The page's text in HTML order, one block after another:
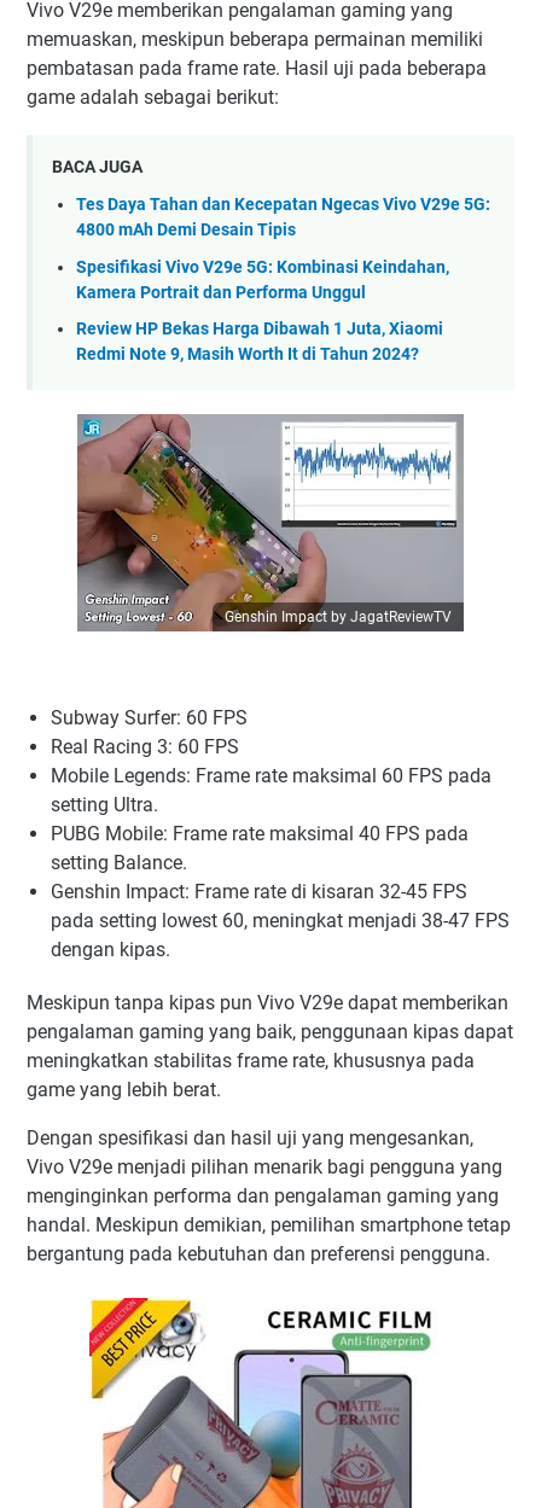
Vivo V29e memberikan pengalaman gaming yang
memuaskan, meskipun beberapa permainan memiliki
pembatasan pada frame rate. Hasil uji pada beberapa
game adalah sebagai berikut:
BACA JUGA
Tes Daya Tahan dan Kecepatan Ngecas Vivo V29e 5G:
4800 mAh Demi Desain Tipis
Spesifikasi Vivo V29e 5G: Kombinasi Keindahan,
Kamera Portrait dan Performa Unggul
Review HP Bekas Harga Dibawah 1 Juta, Xiaomi
Redmi Note 9, Masih Worth It di Tahun 2024?
Genshin Impact by JagatReviewTV
Subway Surfer: 60 FPS
Real Racing 3: 60 FPS
Mobile Legends: Frame rate maksimal 60 FPS pada
setting Ultra.
PUBG Mobile: Frame rate maksimal 40 FPS pada
setting Balance.
Genshin Impact: Frame rate di kisaran 32-45 FPS
pada setting lowest 60, meningkat menjadi 38-47 FPS
dengan kipas.
Meskipun tanpa kipas pun Vivo V29e dapat memberikan
pengalaman gaming yang baik, penggunaan kipas dapat
meningkatkan stabilitas frame rate, khususnya pada
game yang lebih berat.
Dengan spesifikasi dan hasil uji yang mengesankan,
Vivo V29e menjadi pilihan menarik bagi pengguna yang
menginginkan performa dan pengalaman gaming yang
handal. Meskipun demikian, pemilihan smartphone tetap
bergantung pada kebutuhan dan preferensi pengguna.